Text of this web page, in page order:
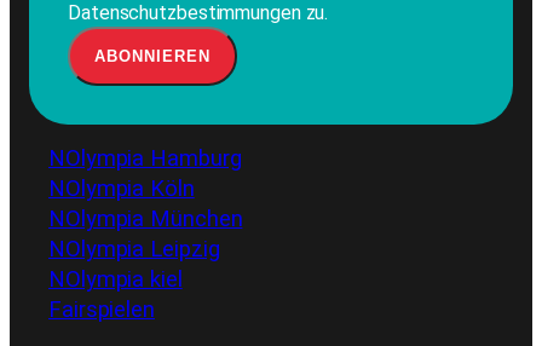
Datenschutzbestimmungen zu.
NOlympia Hamburg
NOlympia Köln
NOlympia München
NOlympia Leipzig
NOlympia kiel
Fairspielen